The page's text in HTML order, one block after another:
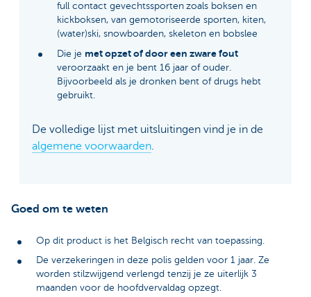
full contact gevechtssporten zoals boksen en
kickboksen, van gemotoriseerde sporten, kiten,
(water)ski, snowboarden, skeleton en bobslee
Die je met opzet of door een zware fout
veroorzaakt en je bent 16 jaar of ouder.
Bijvoorbeeld als je dronken bent of drugs hebt
gebruikt.
De volledige lijst met uitsluitingen vind je in de
algemene voorwaarden.
Goed om te weten
Op dit product is het Belgisch recht van toepassing.
De verzekeringen in deze polis gelden voor 1 jaar. Ze
worden stilzwijgend verlengd tenzij je ze uiterlijk 3
maanden voor de hoofdvervaldag opzegt.